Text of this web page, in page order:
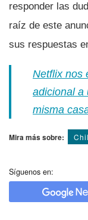
responder las
raíz de este
sus respuestas
Netflix nos
adicional a
misma
Mira más sobre:
Síguenos en: